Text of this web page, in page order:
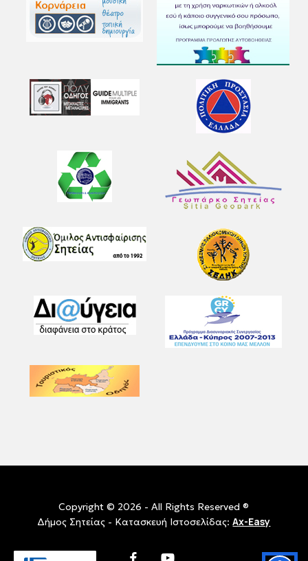
Copyright © 2026 - All Rights Reserved ®
Δήμος Σητείας - Κατασκευή Ιστοσελίδας:Ax-Easy
facebookyoutube